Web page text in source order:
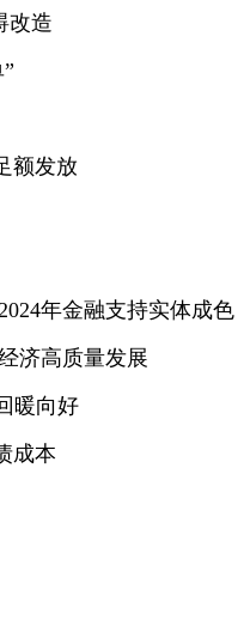
改造
额发放
年金融支持实体成色
济高质量发展
暖向好
成本